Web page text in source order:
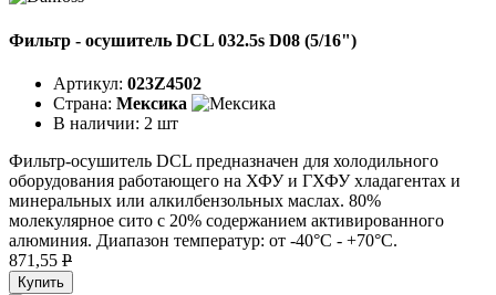
Фильтр - осушитель DCL 032.5s D08 (5/16")
Артикул: 023Z4502
Страна: Мексика
В наличии: 2 шт
Фильтр-осушитель DCL предназначен для холодильного
оборудования работающего на ХФУ и ГХФУ хладагентах и
минеральных или алкилбензольных маслах. 80%
молекулярное сито с 20% содержанием активированного
алюминия. Диапазон температур: от -40°C - +70°C.
871,55 P
Купить